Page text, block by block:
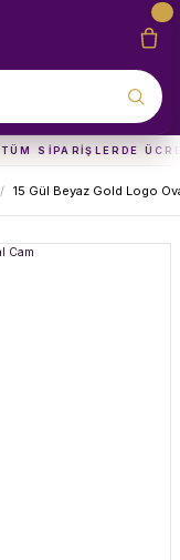
TÜM SIPARIŞLERDE
15 Gül Beyaz Gold Logo